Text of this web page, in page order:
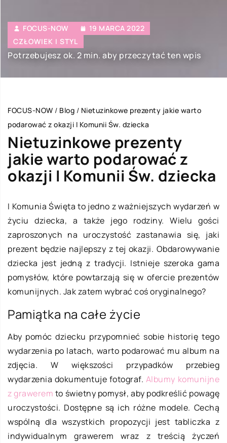
FOCUS-NOW
19 MARCA 2022
CZŁOWIEK I STYL
Potrzebujesz ok. 2 min. aby przeczytać ten wpis
FOCUS-NOW / Blog / Nietuzinkowe prezenty jakie warto
podarować z okazji I Komunii Św. dziecka
Nietuzinkowe prezenty
jakie warto podarować z
okazji I Komunii Św. dziecka
I Komunia Święta to jedno z ważniejszych wydarzeń w
życiu dziecka, a także jego rodziny. Wielu gości
zaproszonych na uroczystość zastanawia się, jaki
prezent będzie najlepszy z tej okazji. Obdarowywanie
dziecka jest jedną z tradycji. Istnieje szeroka gama
pomysłów, które powtarzają się w ofercie prezentów
komunijnych. Jak zatem wybrać coś oryginalnego?
Pamiątka na całe życie
Aby pomóc dziecku przypomnieć sobie historię tego
wydarzenia po latach, warto podarować mu album na
zdjęcia. W większości przypadków przebieg
wydarzenia dokumentuje fotograf. Albumy komunijne
z grawerem to świetny pomysł, aby podkreślić powagę
uroczystości. Dostępne są ich różne modele. Cechą
wspólną dla wszystkich propozycji jest tabliczka z
indywidualnym grawerem wraz z treścią życzeń